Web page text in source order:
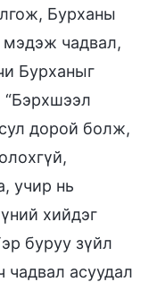
Бурханы
мэдэж чадвал,
Бурханыг
“Бэрхшээл
дорой болж,
учир нь
хийдэг
буруу зүйл
чадвал асуудал